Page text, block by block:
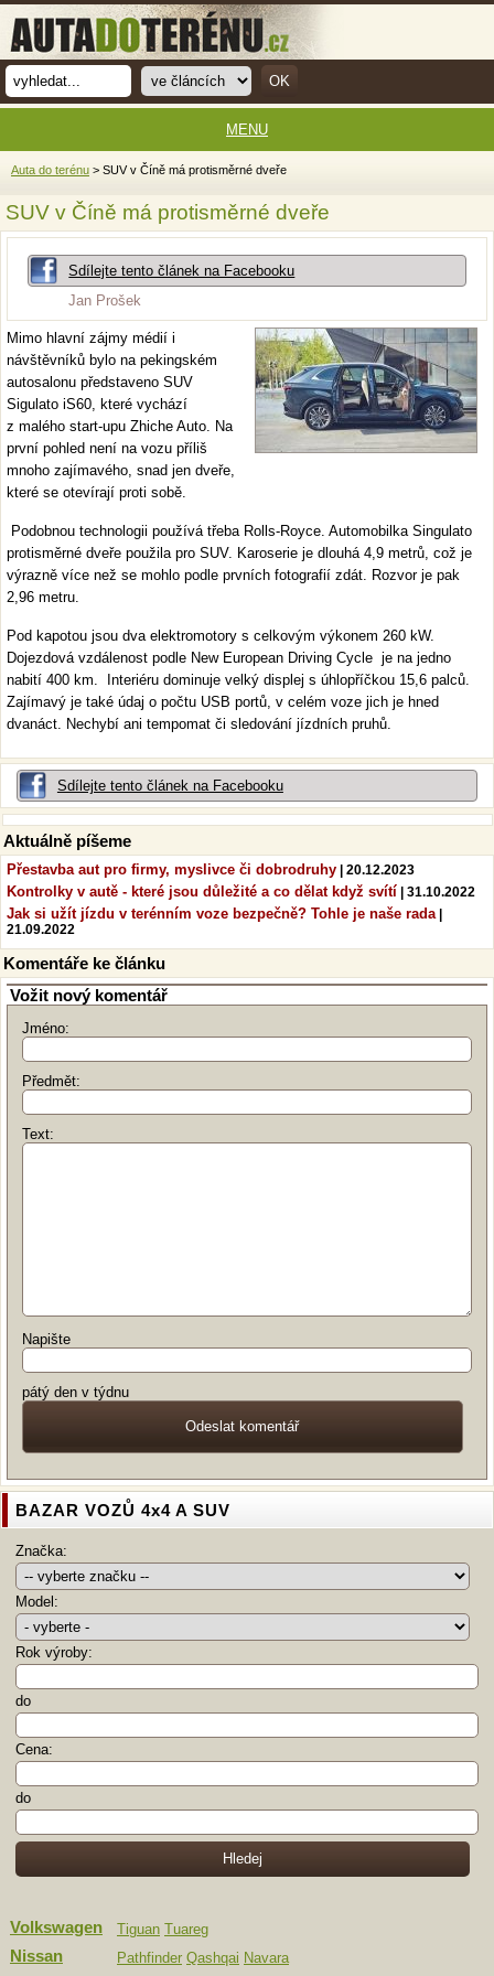
Auta do terénu > SUV v Číně má protisměrné dveře
SUV v Číně má protisměrné dveře
Sdílejte tento článek na Facebooku
Jan Prošek
Mimo hlavní zájmy médií i
návštěvníků bylo na pekingském
autosalonu představeno SUV
Sigulato iS60, které vychází
z malého start-upu Zhiche Auto. Na
první pohled není na vozu příliš
mnoho zajímavého, snad jen dveře,
které se otevírají proti sobě.
Podobnou technologii používá třeba Rolls-Royce. Automobilka Singulato
protisměrné dveře použila pro SUV. Karoserie je dlouhá 4,9 metrů, což je
výrazně více než se mohlo podle prvních fotografií zdát. Rozvor je pak
2,96 metru.
Pod kapotou jsou dva elektromotory s celkovým výkonem 260 kW.
Dojezdová vzdálenost podle New European Driving Cycle je na jedno
nabití 400 km. Interiéru dominuje velký displej s úhlopříčkou 15,6 palců.
Zajímavý je také údaj o počtu USB portů, v celém voze jich je hned
dvanáct. Nechybí ani tempomat či sledování jízdních pruhů.
Sdílejte tento článek na Facebooku
Aktuálně píšeme
Přestavba aut pro firmy, myslivce či dobrodruhy | 20.12.2023
Kontrolky v autě - které jsou důležité a co dělat když svítí | 31.10.2022
Jak si užít jízdu v terénním voze bezpečně? Tohle je naše rada|
21.09.2022
Komentáře ke článku
Vožit nový komentář
Jméno:
Předmět:
Text:
Napište
pátý den v týdnu
BAZAR VOZŮ 4x4 A SUV
Značka:
Model:
Rok výroby:
do
Cena:
do
Volkswagen Tiguan Tuareg
Nissan Pathfinder Qashqai Navara
MENU